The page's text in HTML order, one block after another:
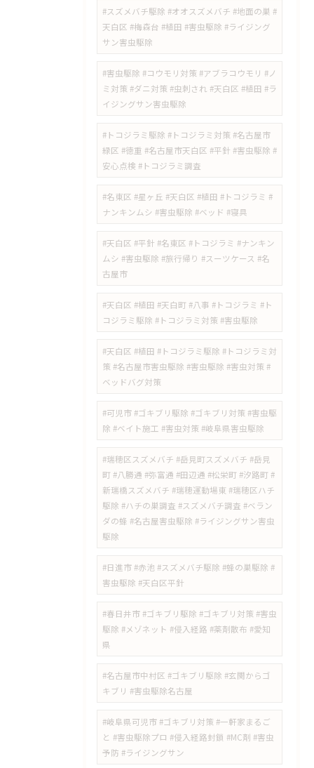
#スズメバチ駆除 #オオスズメバチ #地面の巣 #
天白区 #梅森台 #植田 #害虫駆除 #ライジング
サン害虫駆除
#害虫駆除 #コウモリ対策 #アブラコウモリ #ノ
ミ対策 #ダニ対策 #虫刺され #天白区 #植田 #ラ
イジングサン害虫駆除
#トコジラミ駆除 #トコジラミ対策 #名古屋市
緑区 #徳重 #名古屋市天白区 #平針 #害虫駆除 #
安心点検 #トコジラミ調査
#名東区 #星ヶ丘 #天白区 #植田 #トコジラミ #
ナンキンムシ #害虫駆除 #ベッド #寝具
#天白区 #平針 #名東区 #トコジラミ #ナンキン
ムシ #害虫駆除 #旅行帰り #スーツケース #名
古屋市
#天白区 #植田 #天白町 #八事 #トコジラミ #ト
コジラミ駆除 #トコジラミ対策 #害虫駆除
#天白区 #植田 #トコジラミ駆除 #トコジラミ対
策 #名古屋市害虫駆除 #害虫駆除 #害虫対策 #
ベッドバグ対策
#可児市 #ゴキブリ駆除 #ゴキブリ対策 #害虫駆
除 #ベイト施工 #害虫対策 #岐阜県害虫駆除
#瑞穂区スズメバチ #岳見町スズメバチ #岳見
町 #八勝通 #弥富通 #田辺通 #松栄町 #汐路町 #
新瑞橋スズメバチ #瑞穂運動場東 #瑞穂区ハチ
駆除 #ハチの巣調査 #スズメバチ調査 #ベラン
ダの蜂 #名古屋害虫駆除 #ライジングサン害虫
駆除
#日進市 #赤池 #スズメバチ駆除 #蜂の巣駆除 #
害虫駆除 #天白区平針
#春日井市 #ゴキブリ駆除 #ゴキブリ対策 #害虫
駆除 #メゾネット #侵入経路 #薬剤散布 #愛知
県
#名古屋市中村区 #ゴキブリ駆除 #玄関からゴ
キブリ #害虫駆除名古屋
#岐阜県可児市 #ゴキブリ対策 #一軒家まるご
と #害虫駆除プロ #侵入経路封鎖 #MC剤 #害虫
予防 #ライジングサン